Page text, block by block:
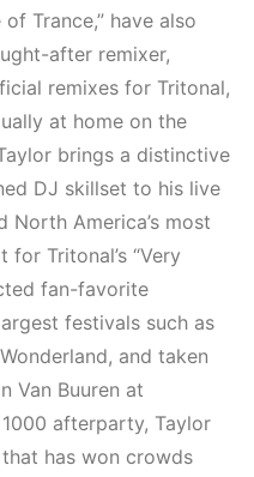
Trance,” have also
after remixer,
remixes for Tritonal,
at home on the
brings a distinctive
DJ skillset to his live
North America’s most
Tritonal’s “Very
fan-favorite
festivals such as
and taken
Van Buuren at
1000 afterparty, Taylor
has won crowds